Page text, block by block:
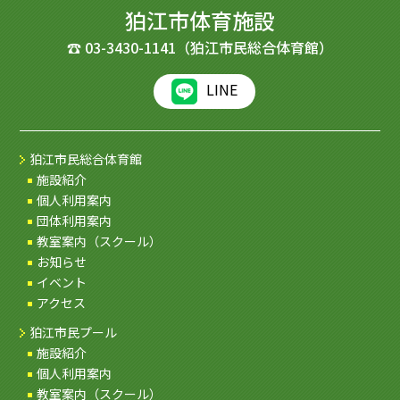
狛江市体育施設
☎ 03-3430-1141 （狛江市民総合体育館）
LINE
狛江市民総合体育館
施設紹介
個人利用案内
団体利用案内
教室案内（スクール）
お知らせ
イベント
アクセス
狛江市民プール
施設紹介
個人利用案内
教室案内（スクール）